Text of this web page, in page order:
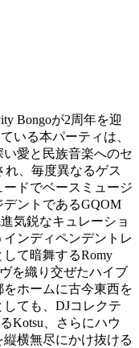
Bongoが2周年を迎
いる本パーティは、
愛と民族音楽へのセ
れ、毎度異なるゲス
ードでベースミュージ
ントであるGQOM
気鋭なキュレーショ
ンディペンデントレ
て暗舞するRomy
を織り交ぜたハイブ
ホームに古今東西を
ても、DJコレクテ
Kotsu、さらにハウ
横無尽にかけ抜ける